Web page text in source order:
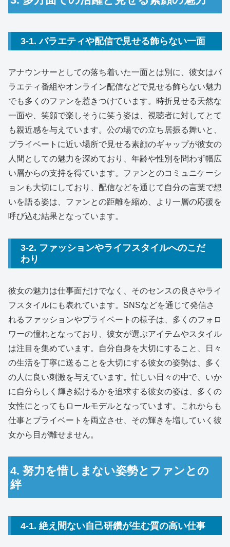
3-1. バラエティや配信で見せる飾らない一面
アナウンサーとしての落ち着いた一面とは別に、彼女はバ
ラエティ番組やオンライン配信などで見せる飾らない魅力
でも多くのファンを惹きつけています。時折見せる天然な
一面や、笑顔で楽しそうに笑う姿は、視聴者に対してとて
も親近感を与えています。公の場での立ち居振る舞いと、
プライベートに近い場所で見せる素顔のギャップが彼女の
人間としての魅力を深めており、年齢や性別を問わず幅広
い層からの支持を得ています。ファンとのコミュニケーシ
ョンも大切にしており、配信などを通じて自分の言葉で想
いを語る姿は、ファンとの距離を縮め、より一層の応援を
呼び込む結果となっています。
3-2. ファッションやライフスタイルへのこだ
わり
彼女の魅力は仕事面だけでなく、そのセンスの良さやライ
フスタイルにも表れています。SNSなどを通じて発信さ
れるファッションやプライベートの様子は、多くのフォロ
ワーの憧れとなっており、彼女が選ぶアイテムやスタイル
は注目を集めています。自分自身を大切にすること、日々
の生活を丁寧に送ることを大切にする彼女の姿勢は、多く
の人に良い刺激を与えています。忙しい日々の中で、いか
に自分らしく輝き続けるかを追求する彼女の姿は、多くの
女性にとってもロールモデルとなっています。これからも
仕事とプライベートを両立させ、その輝きを増していく彼
女から目が離せません。
4. 努力を惜しまない姿勢とファンとの
絆
4-1. 絶え間ない自己研鑽が生む質の高い仕事